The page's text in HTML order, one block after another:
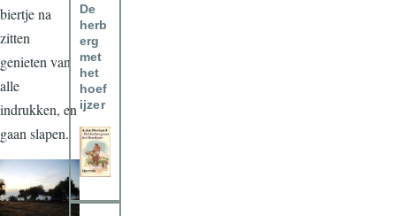
biertje na
zitten
genieten van
alle
indrukken, en
gaan slapen.
De
herb
erg
met
het
hoef
ijzer